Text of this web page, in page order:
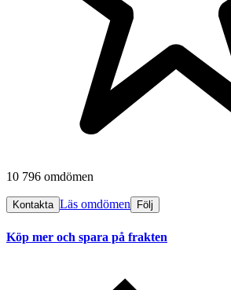
10 796 omdömen
Kontakta Läs omdömen Följ
Köp mer och spara på frakten